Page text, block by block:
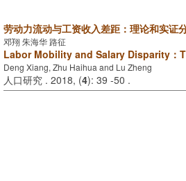
劳动力流动与工资收入差距：理论和实证
邓翔 朱海华 路征
Labor Mobility and Salary Disparity
Deng Xiang, Zhu Haihua and Lu Zheng
人口研究 . 2018, (4): 39 -50 .